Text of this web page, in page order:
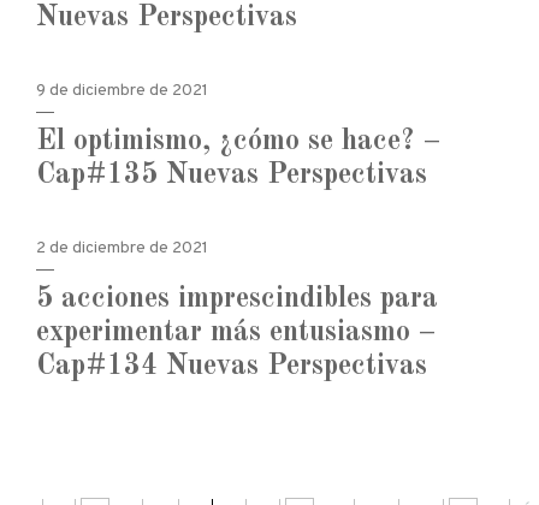
Nuevas Perspectivas
9 de diciembre de 2021
El optimismo, ¿cómo se hace? –
Cap#135 Nuevas Perspectivas
2 de diciembre de 2021
5 acciones imprescindibles para
experimentar más entusiasmo –
Cap#134 Nuevas Perspectivas